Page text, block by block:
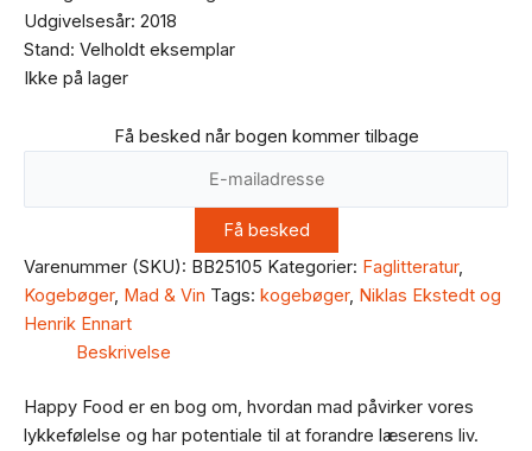
Udgivelsesår: 2018
Stand: Velholdt eksemplar
Ikke på lager
Få besked når bogen kommer tilbage
Varenummer (SKU): BB25105 Kategorier: Faglitteratur,
Kogebøger, Mad & Vin Tags: kogebøger, Niklas Ekstedt og
Henrik Ennart
Beskrivelse
Happy Food er en bog om, hvordan mad påvirker vores
lykkefølelse og har potentiale til at forandre læserens liv.